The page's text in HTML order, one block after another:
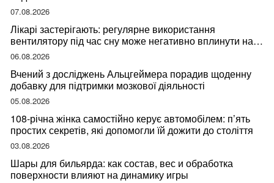
07.08.2026
Лікарі застерігають: регулярне використання
вентилятору під час сну може негативно вплинути на
ваше здоров’я
06.08.2026
Вчений з досліджень Альцгеймера порадив щоденну
добавку для підтримки мозкової діяльності
05.08.2026
108-річна жінка самостійно керує автомобілем: п’ять
простих секретів, які допомогли їй дожити до століття
03.08.2026
Шары для бильярда: как состав, вес и обработка
поверхности влияют на динамику игры